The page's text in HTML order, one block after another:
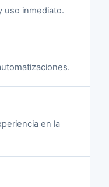
uso inmediato.
en la